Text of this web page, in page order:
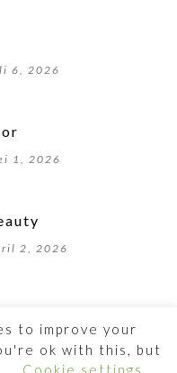
6, 2026
1, 2026
2, 2026
to improve your
ok with this, but
Cookie settings